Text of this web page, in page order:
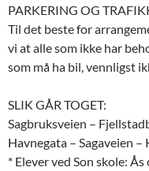
PARKERING OG
Til det beste for
vi at alle som ikke har
som må ha bil, vennligst
SLIK GÅR TOGET:
Sagbruksveien –
Havnegata – Sagaveien
* Elever ved Son skole: